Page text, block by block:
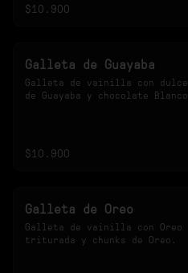
$10.900
Galleta de Guayaba
Galleta de vainilla con dulce
de Guayaba y chocolate Blanco.
$10.900
Galleta de Oreo
Galleta de vainilla con Oreo
triturada y chunks de Oreo.